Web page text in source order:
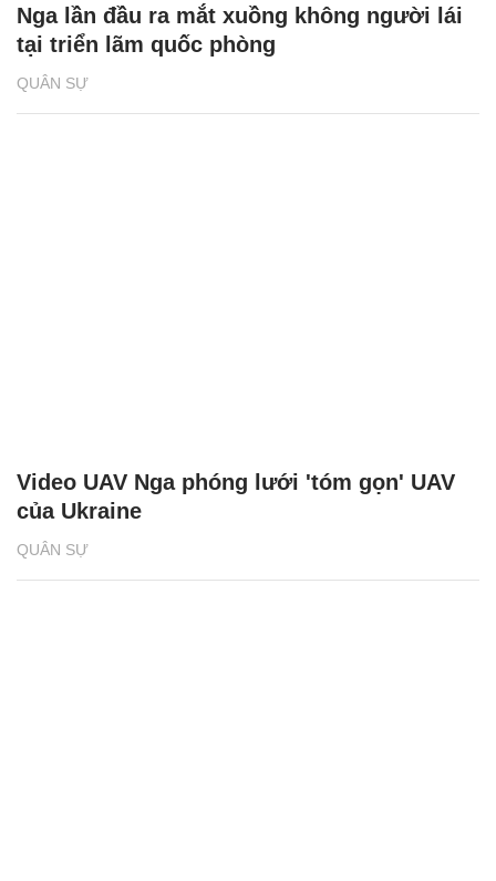
QUÂN SỰ
Nga lần đầu ra mắt xuồng không người lái
tại triển lãm quốc phòng
QUÂN SỰ
Video UAV Nga phóng lưới 'tóm gọn' UAV
của Ukraine